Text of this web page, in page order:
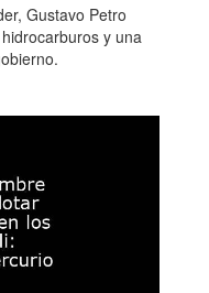
Gustavo Petro
y una